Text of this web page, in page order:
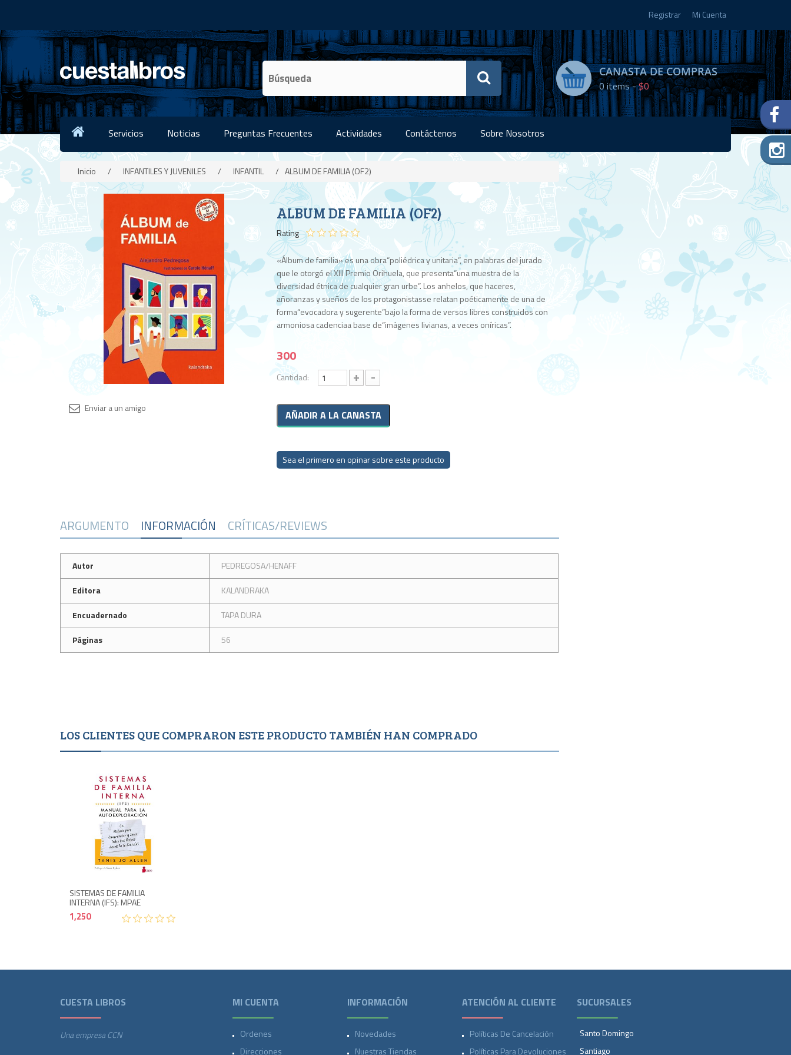
Registrar Mi Cuenta
CANASTA DE COMPRAS
0items -$0
Servicios Noticias Preguntas Frecuentes Actividades Contáctenos Sobre Nosotros
Inicio / INFANTILES Y JUVENILES / INFANTIL / ALBUM DE FAMILIA (OF2)
ALBUM DE FAMILIA (OF2)
Rating
«Álbum de familia» es una obra“poliédrica y unitaria”, en palabras del jurado
que le otorgó el XIII Premio Orihuela, que presenta“una muestra de la
diversidad étnica de cualquier gran urbe”. Los anhelos, que haceres,
añoranzas y sueños de los protagonistasse relatan poéticamente de una de
forma“evocadora y sugerente”bajo la forma de versos libres construidos con
armoniosa cadenciaa base de“imágenes livianas, a veces oníricas”.
Disponibilidad:
stock
300
Cantidad: + -
Sea el primero en opinar sobre este producto
ARGUMENTO INFORMACIÓN CRÍTICAS/REVIEWS
Autor
PEDREGOSA/HENAFF
Editora
KALANDRAKA
Encuadernado
TAPA DURA
Páginas
56
LOS CLIENTES QUE COMPRARON ESTE PRODUCTO TAMBIÉN HAN COMPRADO
SISTEMAS DE FAMILIA
INTERNA (IFS): MPAE
1,250
CUESTA LIBROS
Una empresa CCN
MI CUENTA
Ordenes
Direcciones
INFORMACIÓN
Novedades
Nuestras Tiendas
ATENCIÓN AL CLIENTE
Políticas De Cancelación
Políticas Para Devoluciones
SUCURSALES
Santo Domingo
Santiago